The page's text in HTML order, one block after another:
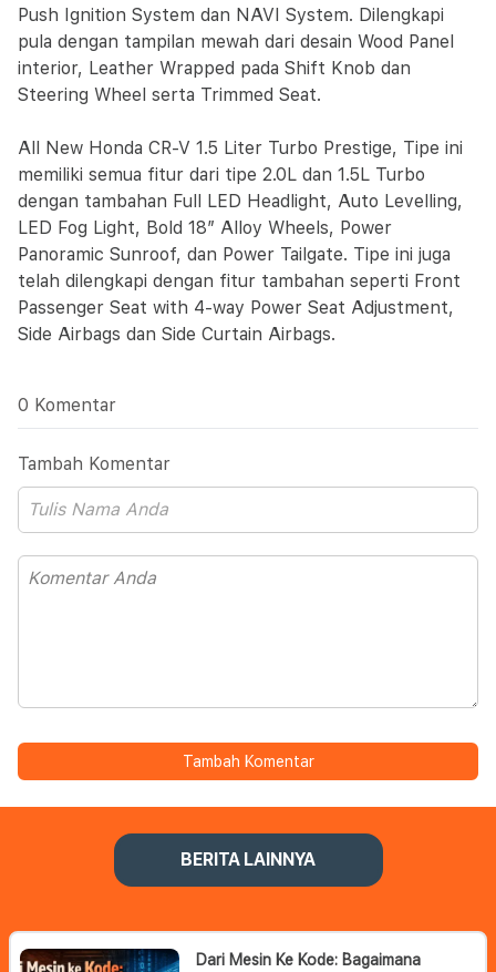
Push Ignition System dan NAVI System. Dilengkapi
pula dengan tampilan mewah dari desain Wood Panel
interior, Leather Wrapped pada Shift Knob dan
Steering Wheel serta Trimmed Seat.
All New Honda CR-V 1.5 Liter Turbo Prestige, Tipe ini
memiliki semua fitur dari tipe 2.0L dan 1.5L Turbo
dengan tambahan Full LED Headlight, Auto Levelling,
LED Fog Light, Bold 18” Alloy Wheels, Power
Panoramic Sunroof, dan Power Tailgate. Tipe ini juga
telah dilengkapi dengan fitur tambahan seperti Front
Passenger Seat with 4-way Power Seat Adjustment,
Side Airbags dan Side Curtain Airbags.
0 Komentar
Tambah Komentar
Tambah Komentar
BERITA LAINNYA
Dari Mesin Ke Kode: Bagaimana